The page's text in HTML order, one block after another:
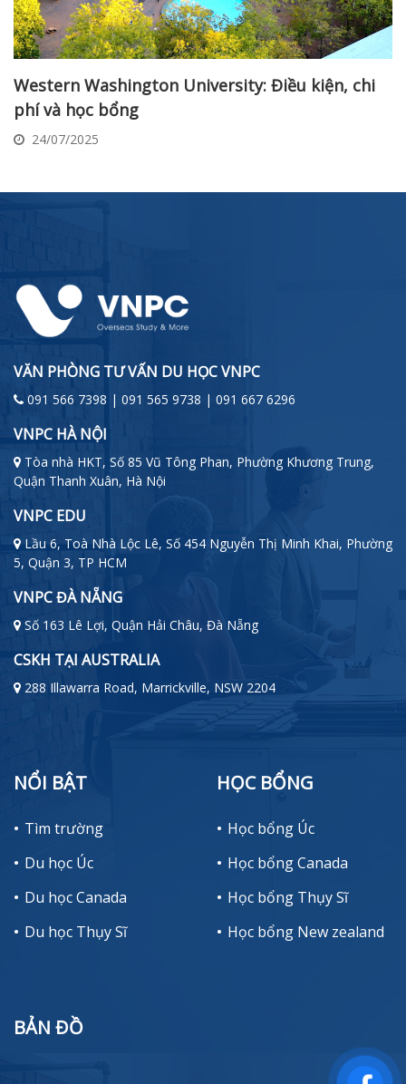
Western Washington University: Điều kiện, chi
phí và học bổng
24/07/2025
VĂN PHÒNG TƯ VẤN DU HỌC VNPC
091 566 7398 | 091 565 9738 | 091 667 6296
VNPC HÀ NỘI
Tòa nhà HKT, Số 85 Vũ Tông Phan, Phường Khương Trung,
Quận Thanh Xuân, Hà Nội
VNPC EDU
Lầu 6, Toà Nhà Lộc Lê, Số 454 Nguyễn Thị Minh Khai, Phường
5, Quận 3, TP HCM
VNPC ĐÀ NẴNG
Số 163 Lê Lợi, Quận Hải Châu, Đà Nẵng
CSKH TẠI AUSTRALIA
288 Illawarra Road, Marrickville, NSW 2204
NỔI BẬT
Tìm trường
Du học Úc
Du học Canada
Du học Thụy Sĩ
HỌC BỔNG
Học bổng Úc
Học bổng Canada
Học bổng Thụy Sĩ
Học bổng New zealand
BẢN ĐỒ